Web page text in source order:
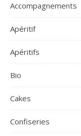
Accompagnements
Apéritif
Apéritifs
Bio
Cakes
Confiseries